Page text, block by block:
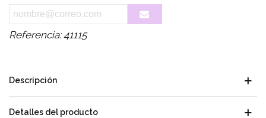
Referencia: 41115
Descripción
Detalles del producto